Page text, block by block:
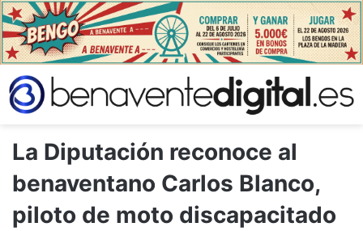
La Diputación reconoce al
benaventano Carlos Blanco,
piloto de moto discapacitado